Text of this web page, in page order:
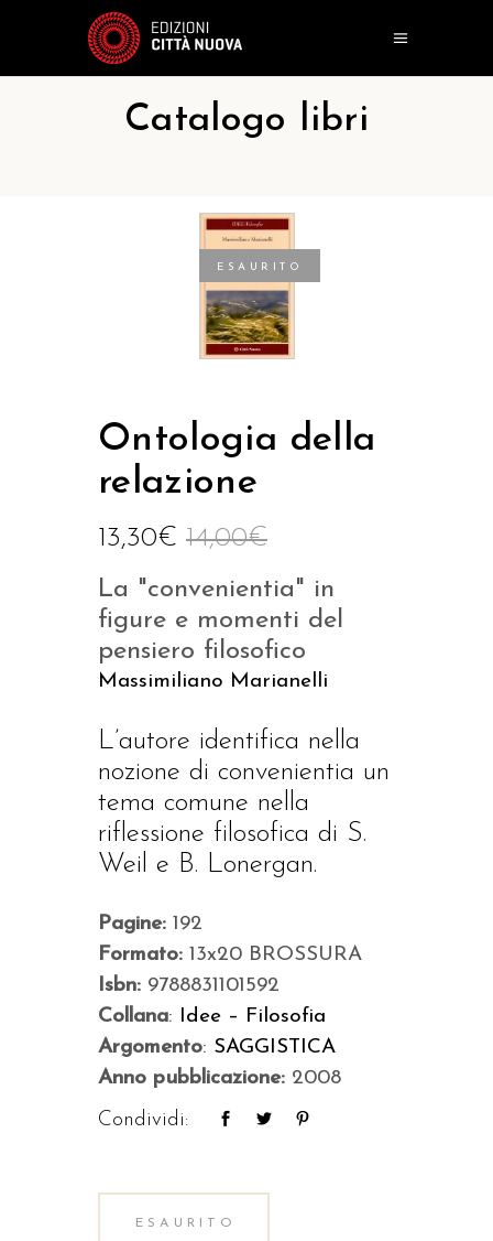
Catalogo libri
ESAURITO
Ontologia della
relazione
14,00€
13,30€
La "convenientia" in
figure e momenti del
pensiero filosofico
Massimiliano Marianelli
L’autore identifica nella
nozione di convenientia un
tema comune nella
riflessione filosofica di S.
Weil e B. Lonergan.
Pagine: 192
Formato: 13x20 BROSSURA
Isbn: 9788831101592
Collana: Idee – Filosofia
Argomento: SAGGISTICA
Anno pubblicazione: 2008
Condividi:
ESAURITO